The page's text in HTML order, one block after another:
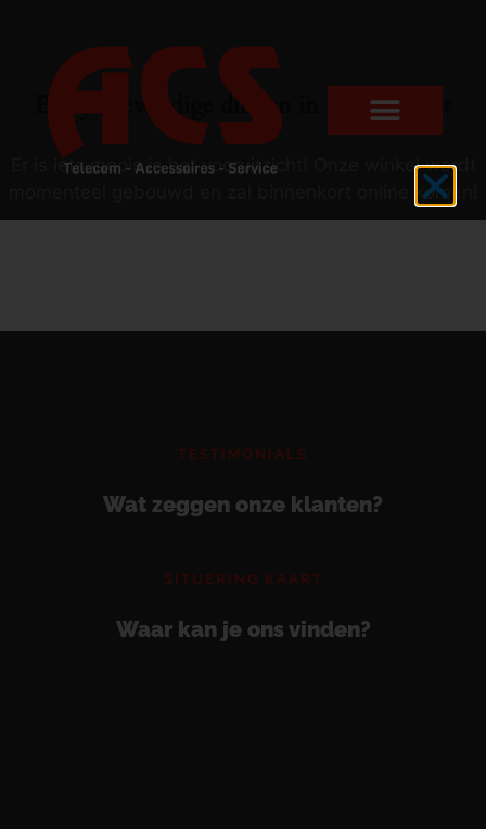
Er zijn geweldige dingen in het verschiet
Er is iets moois in het vooruitzicht! Onze winkel wordt
momenteel gebouwd en zal binnenkort online komen!
TESTIMONIALS
Wat zeggen onze klanten?
SITUERING KAART
Waar kan je ons vinden?